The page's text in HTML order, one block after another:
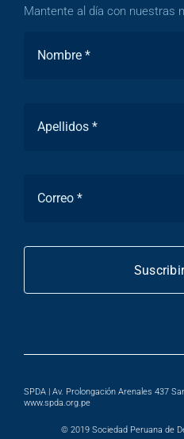
Mantente al día con nuestras
SPDA | Av. Prolongación Arenales 437
www.spda.org.pe
© 2019Sociedad Peruana de